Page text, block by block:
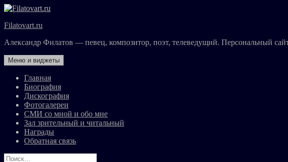
Перейти
содержимому
Filatovart.ru
Александр Филатов — певец, композитор, поэт, телеведущий. Персональный
Меню и виджеты
Главная
Биография
Дискография
Фотогалереи
СМИ со мной и обо мне
Зал зрительный и читальный
Награды
Обратная связь
Найти: